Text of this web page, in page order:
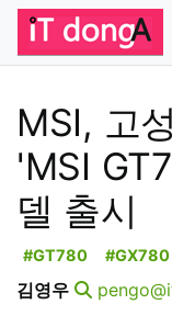
MSI, 고
'MSI
델 출시
#GT780 #GX780
김영우